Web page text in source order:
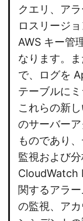
クエリ、ア
ロスリージ
AWS キー管
なります。
で、ログを
テーブルに
これらの新
のサーバー
ものであり
監視および
CloudWatch
関するアラ
の監視、ア